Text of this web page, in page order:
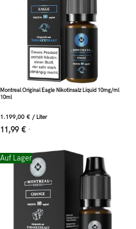
Montreal Original Eagle Nikotinsalz Liquid 10mg/ml
10ml
1.199,00 € / Liter
11,99 € *
Auf Lager